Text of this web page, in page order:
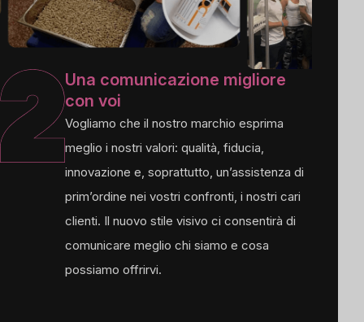
Una comunicazione migliore
con voi
Vogliamo che il nostro marchio esprima
meglio i nostri valori: qualità, fiducia,
innovazione e, soprattutto, un’assistenza di
prim’ordine nei vostri confronti, i nostri cari
clienti. Il nuovo stile visivo ci consentirà di
comunicare meglio chi siamo e cosa
possiamo offrirvi.